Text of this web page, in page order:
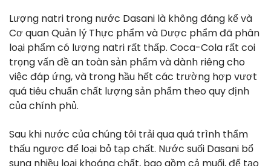
Lượng natri trong nước Dasani là không đáng kể và
Cơ quan Quản lý Thực phẩm và Dược phẩm đã phân
loại phẩm có lượng natri rất thấp. Coca-Cola rất coi
trọng vấn đề an toàn sản phẩm và dành riêng cho
việc đáp ứng, và trong hầu hết các trường hợp vượt
quá tiêu chuẩn chất lượng sản phẩm theo quy định
của chính phủ.
Sau khi nước của chúng tôi trải qua quá trình thẩm
thấu ngược để loại bỏ tạp chất. Nước suối Dasani bổ